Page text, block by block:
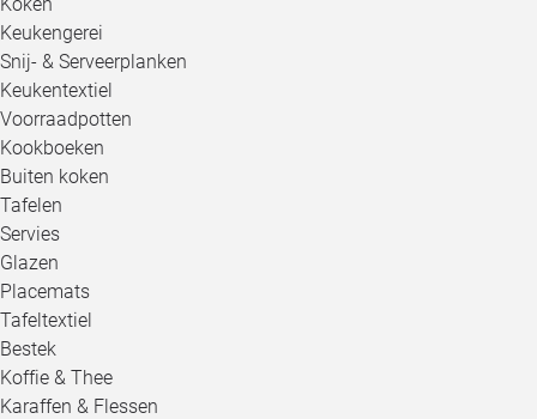
Keukengerei
Snij- & Serveerplanken
Keukentextiel
Voorraadpotten
Kookboeken
Buiten koken
Tafelen
Servies
Glazen
Placemats
Tafeltextiel
Bestek
Koffie & Thee
Karaffen & Flessen